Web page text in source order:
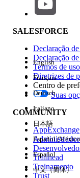
Impacto do
Edição
Experiência
SALESFORCE
Declaração
Declaração
Termos de uso
Diretrizes de
Centro de
Suas
COMMUNITY
AppExchange
Trailhead
Treinamento
Trust
English
Français
Deutsch
Italiano
日本語
Español
Español
中文（简体）